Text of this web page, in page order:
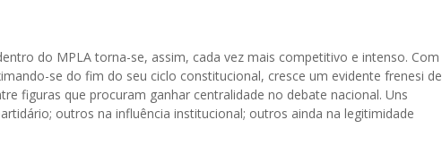
do MPLA torna-se, assim, cada vez mais competitivo e intenso. Com
se do fim do seu ciclo constitucional, cresce um evidente frenesi de
figuras que procuram ganhar centralidade no debate nacional. Uns
outros na influência institucional; outros ainda na legitimidade